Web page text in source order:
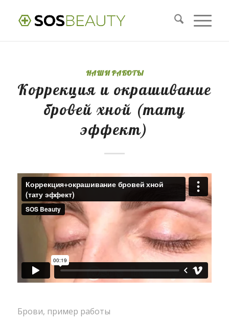
НАШИ РАБОТЫ
Коррекция и окрашивание
бровей хной (тату
эффект)
Брови, пример работы